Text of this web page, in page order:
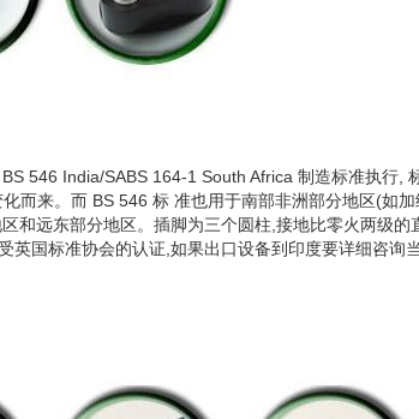
546 India/SABS 164-1 South Africa 制造标准执行,
而来。而 BS 546 标 准也用于南部非洲部分地区(如
和远东部分地区。插脚为三个圆柱,接地比零火两级
英国标准协会的认证,如果出口设备到印度要详细咨询